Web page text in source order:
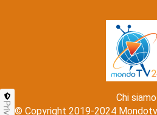
Chi siamo
© Copyright 2019-2024